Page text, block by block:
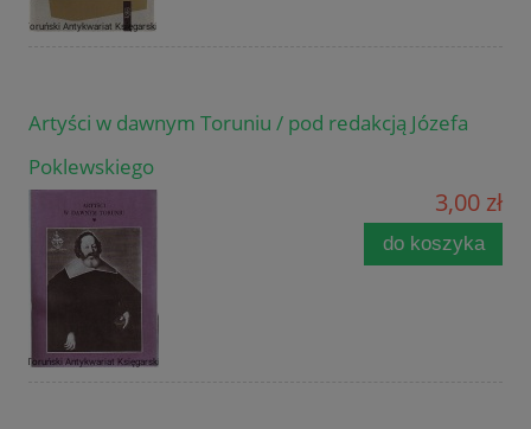
Artyści w dawnym Toruniu / pod redakcją Józefa
Poklewskiego
3,00 zł
do koszyka